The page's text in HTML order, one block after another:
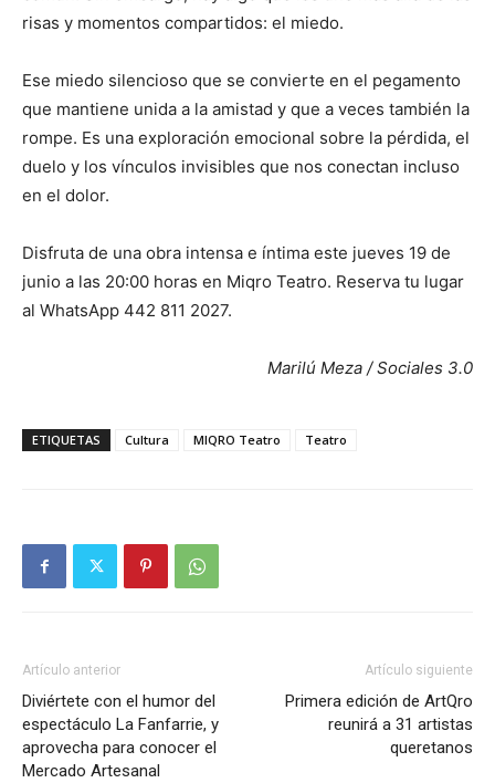
risas y momentos compartidos: el miedo.
Ese miedo silencioso que se convierte en el pegamento
que mantiene unida a la amistad y que a veces también la
rompe. Es una exploración emocional sobre la pérdida, el
duelo y los vínculos invisibles que nos conectan incluso
en el dolor.
Disfruta de una obra intensa e íntima este jueves 19 de
junio a las 20:00 horas en Miqro Teatro. Reserva tu lugar
al WhatsApp 442 811 2027.
Marilú Meza / Sociales 3.0
ETIQUETAS Cultura MIQRO Teatro Teatro
Artículo anterior
Diviértete con el humor del
espectáculo La Fanfarrie, y
aprovecha para conocer el
Mercado Artesanal
Artículo siguiente
Primera edición de ArtQro
reunirá a 31 artistas
queretanos